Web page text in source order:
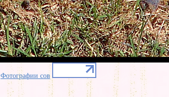
Фотографии сов